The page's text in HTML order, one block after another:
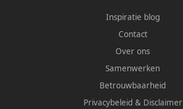
Inspiratie blog
Contact
Over ons
Samenwerken
Betrouwbaarheid
Privacybeleid & Disclaimer